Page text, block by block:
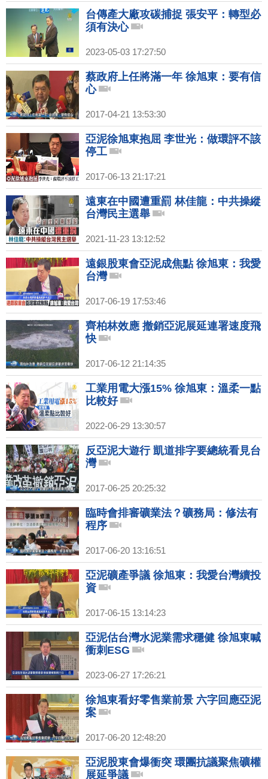
台傳產大廠攻碳捕捉 張安平：轉型必
須有決心
2023-05-03 17:27:50
蔡政府上任將滿一年 徐旭東：要有信
心
2017-04-21 13:53:30
亞泥徐旭東抱屈 李世光：做環評不該
停工
2017-06-13 21:17:21
遠東在中國遭重罰 林佳龍：中共操縱
台灣民主選舉
2021-11-23 13:12:52
遠銀股東會亞泥成焦點 徐旭東：我愛
台灣
2017-06-19 17:53:46
齊柏林效應 撤銷亞泥展延連署速度飛
快
2017-06-12 21:14:35
工業用電大漲15% 徐旭東：溫柔一點
比較好
2022-06-29 13:30:57
反亞泥大遊行 凱道排字要總統看見台
灣
2017-06-25 20:25:32
臨時會排審礦業法？礦務局：修法有
程序
2017-06-20 13:16:51
亞泥礦產爭議 徐旭東：我愛台灣續投
資
2017-06-15 13:14:23
亞泥估台灣水泥業需求穩健 徐旭東喊
衝刺ESG
2023-06-27 17:26:21
徐旭東看好零售業前景 六字回應亞泥
案
2017-06-20 12:48:20
亞泥股東會爆衝突 環團抗議聚焦礦權
展延爭議